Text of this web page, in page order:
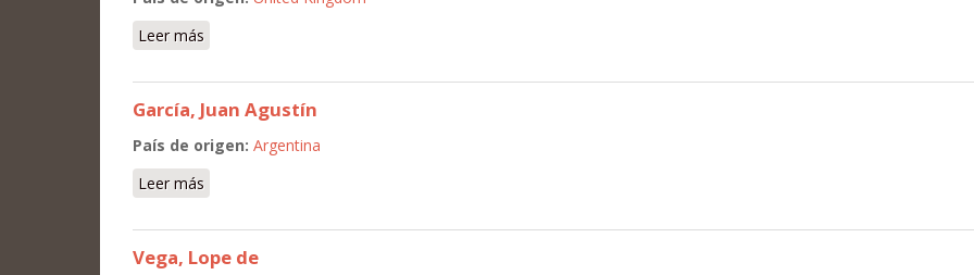
Leer más
García, Juan Agustín
País de origen: Argentina
Leer más
Vega, Lope de